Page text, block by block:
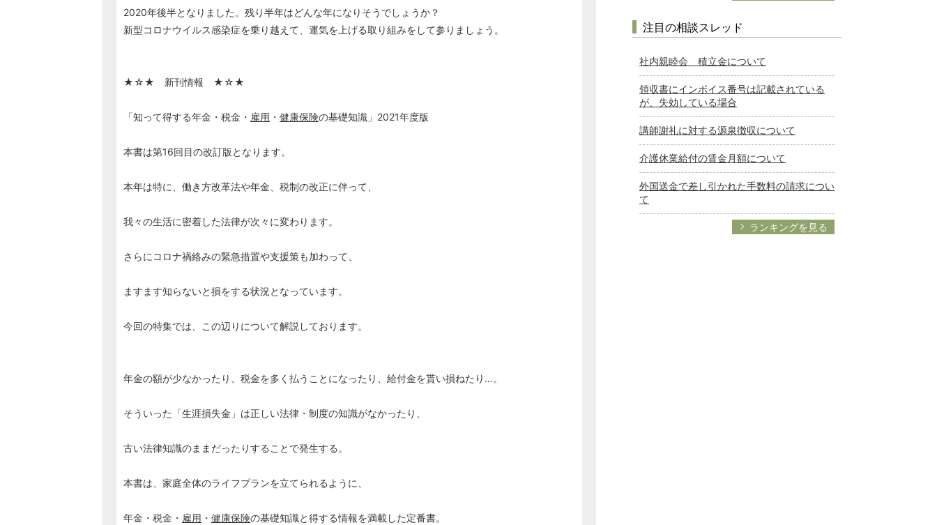
2020年後半となりました。残り半年はどんな年になりそうでしょうか？
新型コロナウイルス感染症を乗り越えて、運気を上げる取り組みをして参りましょう。
★☆★ 新刊情報 ★☆★
「知って得する年金・税金・ 雇用 ・ 健康保険の基礎知識」2021年度版
本書は第16回目の改訂版となります。
本年は特に、働き方改革法や年金、税制の改正に伴って、
我々の生活に密着した法律が次々に変わります。
さらにコロナ禍絡みの緊急措置や支援策も加わって、
ますます知らないと損をする状況となっています。
今回の特集では、この辺りについて解説しております。
年金の額が少なかったり、税金を多く払うことになったり、給付金を貰い損ねたり…。
そういった「生涯損失金」は正しい法律・制度の知識がなかったり、
古い法律知識のままだったりすることで発生する。
本書は、家庭全体のライフプランを立てられるように、
年金・税金・ 雇用 ・ 健康保険の基礎知識と得する情報を満載した定番書。
注目の相談スレッド
社内親睦会 積立金について
領収書にインボイス番号は記載されている
が、失効している場合
講師謝礼に対する源泉徴収について
介護休業給付の賃金月額について
外国送金で差し引かれた手数料の請求につい
て
ランキングを見る